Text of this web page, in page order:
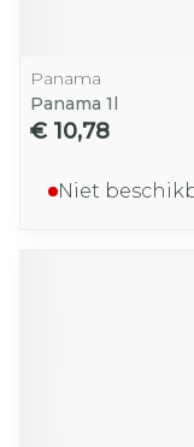
Panama
Panama 1l
€ 10,78
Niet